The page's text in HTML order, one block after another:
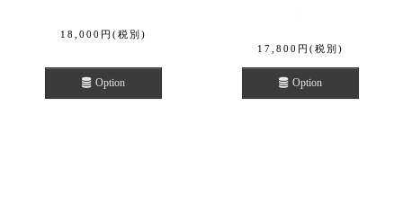
18,000 円 (税別)
Option
17,800 円 (税別)
Option